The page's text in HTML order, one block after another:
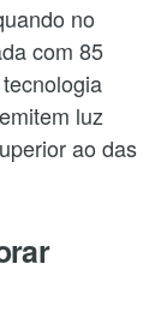
no
com 85
luz
ao das